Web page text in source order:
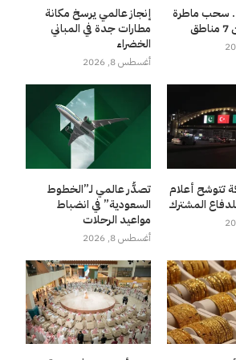
سحب ماطرة
إنجاز عالمي يرسخ مكانة
مطارات جدة في المباني
الخضراء
أغسطس 8, 2026
تتوشح أعلام
المشترك
تصدُّر عالمي لـ”الخطوط
السعودية” في انضباط
مواعيد الرحلات
أغسطس 8, 2026